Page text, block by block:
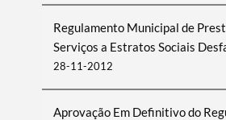
Regulamento Municipal de
Serviços a Estratos Sociais
28-11-2012
Aprovação Em Definitivo do